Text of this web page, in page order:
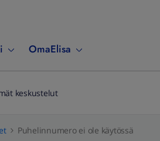
OmaElisa
keskustelut
Puhelinnumero ei ole käytössä